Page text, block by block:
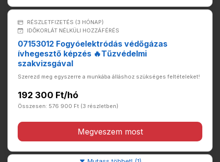
RÉSZLETFIZETÉS (3 HÓNAP)
IDŐKORLÁT NÉLKÜLI HOZZÁFÉRÉS
07153012 Fogyóelektródás védőgázas
ívhegesztő képzés 🔥Tűzvédelmi
szakvizsgával
Szerezd meg egyszerre a munkába álláshoz szükséges feltételeket!
192 300 Ft/hó
Összesen: 576 900 Ft (3 részletben)
Megveszem most